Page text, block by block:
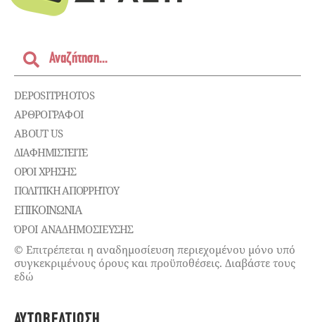
DEPOSITPHOTOS
ΑΡΘΡΟΓΡΑΦΟΙ
ABOUT US
ΔΙΑΦΗΜΙΣΤΕΊΤΕ
ΌΡΟΙ ΧΡΉΣΗΣ
ΠΟΛΙΤΙΚΉ ΑΠΟΡΡΉΤΟΥ
ΕΠΙΚΟΙΝΩΝΊΑ
ΌΡΟΙ ΑΝΑΔΗΜΟΣΙΕΥΣΗΣ
© Επιτρέπεται η αναδημοσίευση περιεχομένου μόνο υπό
συγκεκριμένους όρους και προϋποθέσεις. Διαβάστε τους
εδώ